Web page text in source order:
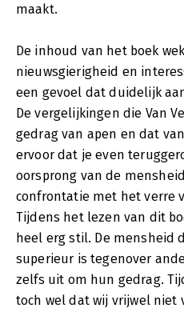
maakt.
De inhoud van het boek
nieuwsgierigheid en
een gevoel dat duidelijk
De vergelijkingen die Van
gedrag van apen en dat
ervoor dat je even
oorsprong van de
confrontatie met het verre
Tijdens het lezen van dit
heel erg stil. De mensheid
superieur is tegenover
zelfs uit om hun gedrag.
toch wel dat wij vrijwel niet